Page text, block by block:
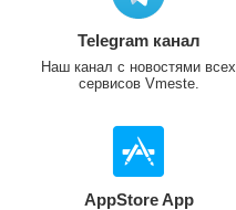
Telegram канал
Наш канал с новостями всех
сервисов Vmeste.
AppStore App